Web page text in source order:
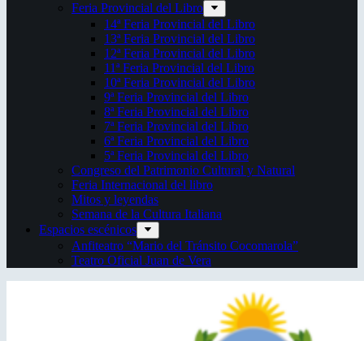
Feria Provincial del Libro
14ª Feria Provincial del Libro
13ª Feria Provincial del Libro
12ª Feria Provincial del Libro
11ª Feria Provincial del Libro
10ª Feria Provincial del Libro
9ª Feria Provincial del Libro
8ª Feria Provincial del Libro
7ª Feria Provincial del Libro
6ª Feria Provincial del Libro
5ª Feria Provincial del Libro
Congreso del Patrimonio Cultural y Natural
Feria Internacional del libro
Mitos y leyendas
Semana de la Cultura Italiana
Espacios escénicos
Anfiteatro “Mario del Tránsito Cocomarola”
Teatro Oficial Juan de Vera